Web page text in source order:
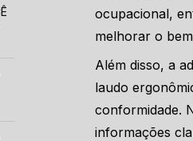
ocupacional,
melhorar o
Além disso, a
laudo
conformidade.
informações